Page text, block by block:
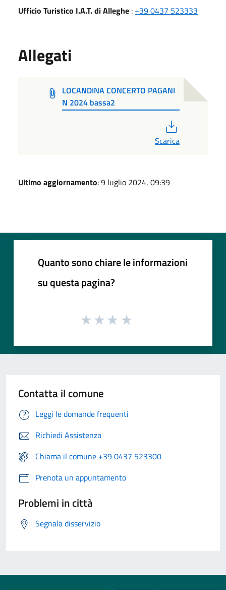
Ufficio Turistico I.A.T. di Alleghe : +39 0437 523333
Allegati
LOCANDINA CONCERTO PAGANI
N 2024 bassa2
Scarica
Ultimo aggiornamento: 9 luglio 2024, 09:39
Quanto sono chiare le informazioni
su questa pagina?
Contatta il comune
Leggi le domande frequenti
Richiedi Assistenza
Chiama il comune +39 0437 523300
Prenota un appuntamento
Problemi in città
Segnala disservizio